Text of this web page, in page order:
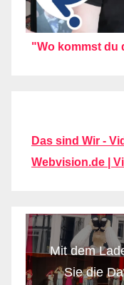
"Wo kommst du
Das sind Wir -
Webvision.de |
Mit dem
Sie die